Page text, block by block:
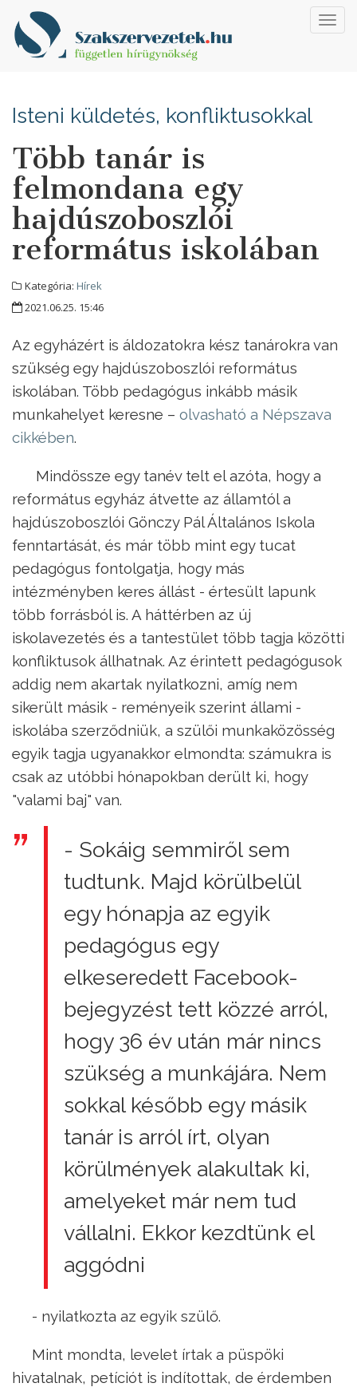
Isteni küldetés, konfliktusokkal
Több tanár is
felmondana egy
hajdúszoboszlói
református iskolában
Kategória: Hírek
2021.06.25. 15:46
Az egyházért is áldozatokra kész tanárokra van
szükség egy hajdúszoboszlói református
iskolában. Több pedagógus inkább másik
munkahelyet keresne – olvasható a Népszava
cikkében.
Mindössze egy tanév telt el azóta, hogy a
református egyház átvette az államtól a
hajdúszoboszlói Gönczy Pál Általános Iskola
fenntartását, és már több mint egy tucat
pedagógus fontolgatja, hogy más
intézményben keres állást - értesült lapunk
több forrásból is. A háttérben az új
iskolavezetés és a tantestület több tagja közötti
konfliktusok állhatnak. Az érintett pedagógusok
addig nem akartak nyilatkozni, amíg nem
sikerült másik - reményeik szerint állami -
iskolába szerződniük, a szülői munkaközösség
egyik tagja ugyanakkor elmondta: számukra is
csak az utóbbi hónapokban derült ki, hogy
"valami baj" van.
- Sokáig semmiről sem
tudtunk. Majd körülbelül
egy hónapja az egyik
pedagógus egy
elkeseredett Facebook-
bejegyzést tett közzé arról,
hogy 36 év után már nincs
szükség a munkájára. Nem
sokkal később egy másik
tanár is arról írt, olyan
körülmények alakultak ki,
amelyeket már nem tud
vállalni. Ekkor kezdtünk el
aggódni
- nyilatkozta az egyik szülő.
Mint mondta, levelet írtak a püspöki
hivatalnak, petíciót is indítottak, de érdemben